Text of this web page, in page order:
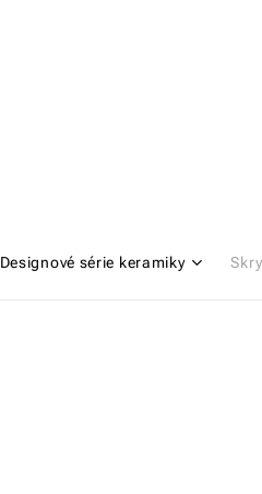
Designové série keramiky